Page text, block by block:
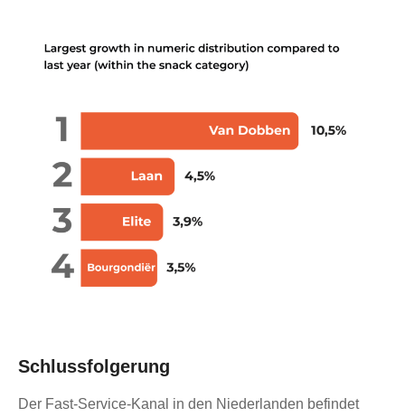
Schlussfolgerung
Der Fast-Service-Kanal in den Niederlanden befindet